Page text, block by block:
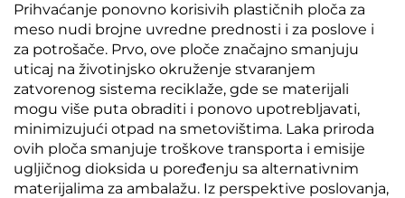
Prihvaćanje ponovno korisivih plastičnih ploča za
meso nudi brojne uvredne prednosti i za poslove i
za potrošače. Prvo, ove ploče značajno smanjuju
uticaj na životinjsko okruženje stvaranjem
zatvorenog sistema reciklaže, gde se materijali
mogu više puta obraditi i ponovo upotrebljavati,
minimizujući otpad na smetovištima. Laka priroda
ovih ploča smanjuje troškove transporta i emisije
ugljičnog dioksida u poređenju sa alternativnim
materijalima za ambalažu. Iz perspektive poslovanja,